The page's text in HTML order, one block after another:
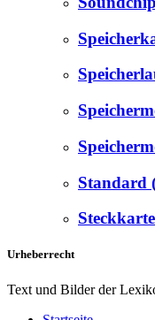
Standard
Steckkarte
Urheberrecht
Text und Bilder der